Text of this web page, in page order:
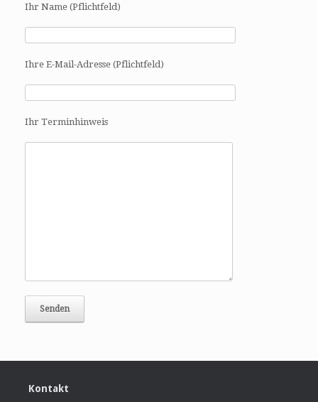
Ihr Name (Pflichtfeld)
Ihre E-Mail-Adresse (Pflichtfeld)
Ihr Terminhinweis
Kontakt